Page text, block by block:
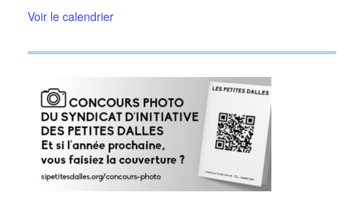
Voir le calendrier